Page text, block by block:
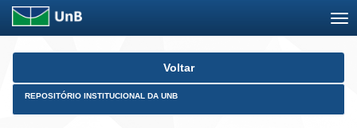
Skip
Voltar
REPOSITÓRIO INSTITUCIONAL DA UNB